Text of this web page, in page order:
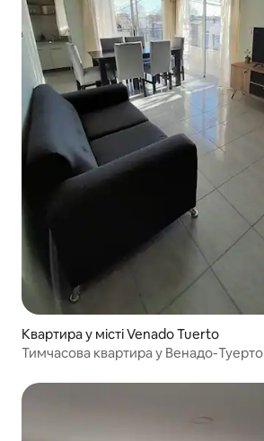
Квартира у місті Venado Tuerto
Тимчасова квартира у Венадо-Туерто